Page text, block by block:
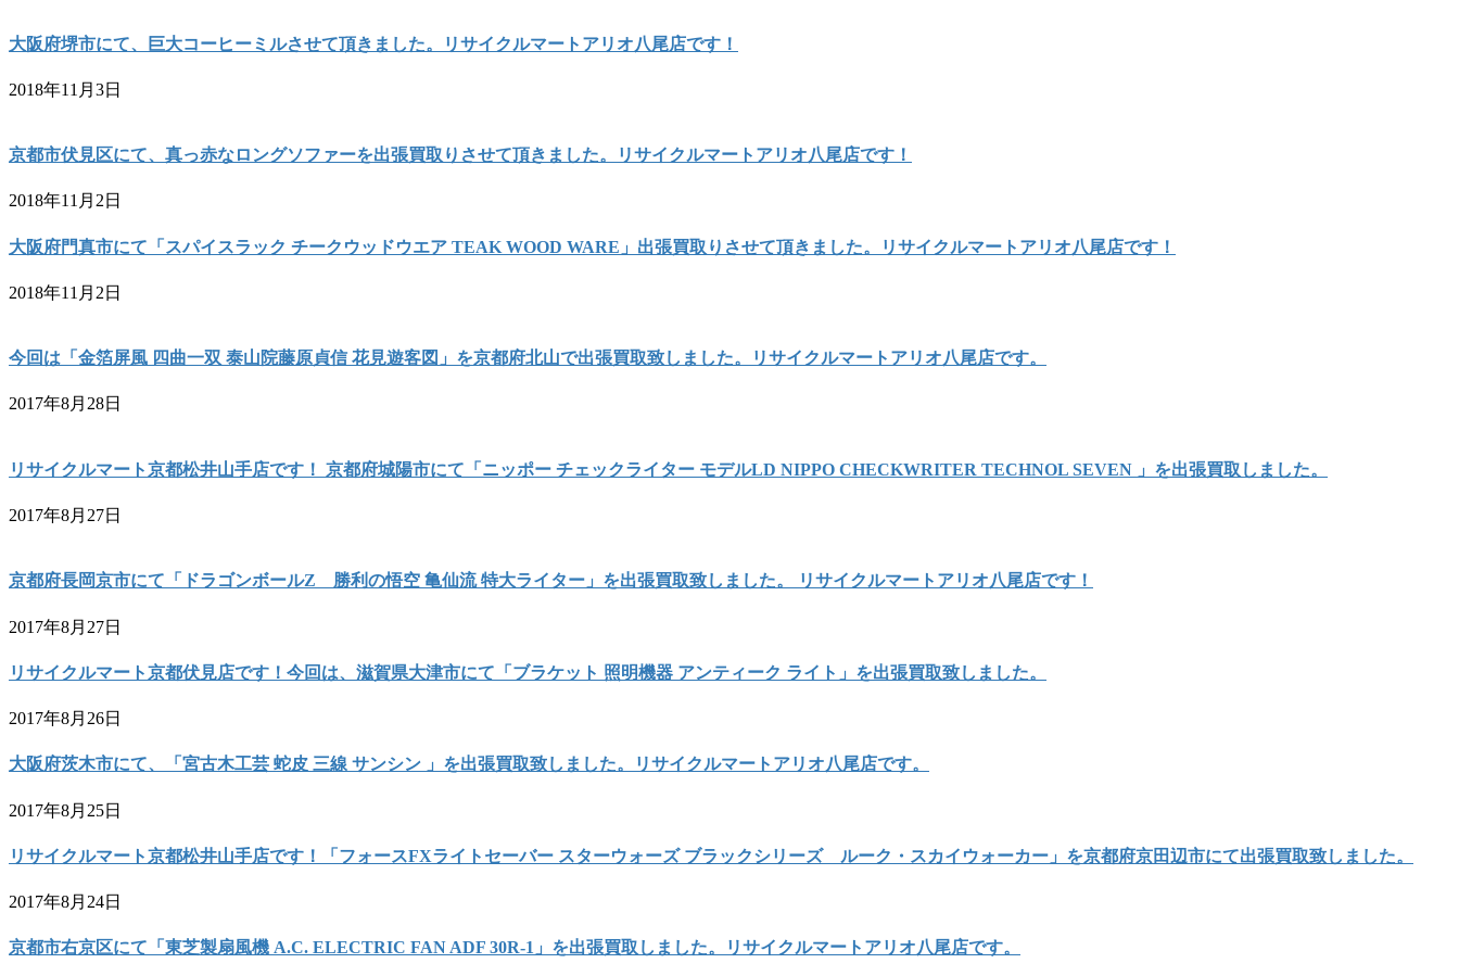
大阪府堺市にて、巨大コーヒーミルさせて頂きました。リサイクルマートアリオ八尾店です！
2018年11月3日
京都市伏見区にて、真っ赤なロングソファーを出張買取りさせて頂きました。リサイクルマートアリオ八尾店です！
2018年11月2日
大阪府門真市にて「スパイスラック チークウッドウエア TEAK WOOD WARE」出張買取りさせて頂きました。リサイクルマートアリオ八尾店です！
2018年11月2日
今回は「金箔屏風 四曲一双 泰山院藤原貞信 花見遊客図」を京都府北山で出張買取致しました。リサイクルマートアリオ八尾店です。
2017年8月28日
リサイクルマート京都松井山手店です！ 京都府城陽市にて「ニッポー チェックライター モデルLD NIPPO CHECKWRITER TECHNOL SEVEN 」を出張買取しました。
2017年8月27日
京都府長岡京市にて「ドラゴンボールZ 勝利の悟空 亀仙流 特大ライター」を出張買取致しました。 リサイクルマートアリオ八尾店です！
2017年8月27日
リサイクルマート京都伏見店です！今回は、滋賀県大津市にて「ブラケット 照明機器 アンティーク ライト」を出張買取致しました。
2017年8月26日
大阪府茨木市にて、「宮古木工芸 蛇皮 三線 サンシン 」を出張買取致しました。リサイクルマートアリオ八尾店です。
2017年8月25日
リサイクルマート京都松井山手店です！「フォースFXライトセーバー スターウォーズ ブラックシリーズ ルーク・スカイウォーカー」を京都府京田辺市にて出張買取致しました。
2017年8月24日
京都市右京区にて「東芝製扇風機 A.C. ELECTRIC FAN ADF 30R-1」を出張買取しました。リサイクルマートアリオ八尾店です。